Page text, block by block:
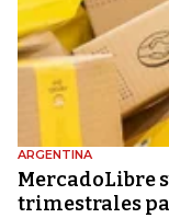
ARGENTINA
MercadoLibre
trimestrales